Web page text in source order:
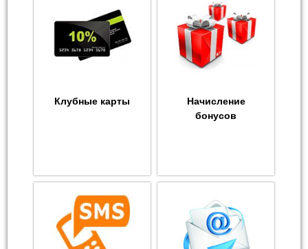
Клубные карты
Начисление
бонусов